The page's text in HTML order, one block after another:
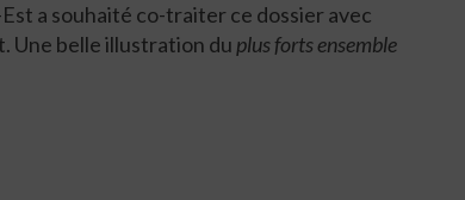
a souhaité co-traiter ce dossier avec
Une belle illustration du plus forts ensemble